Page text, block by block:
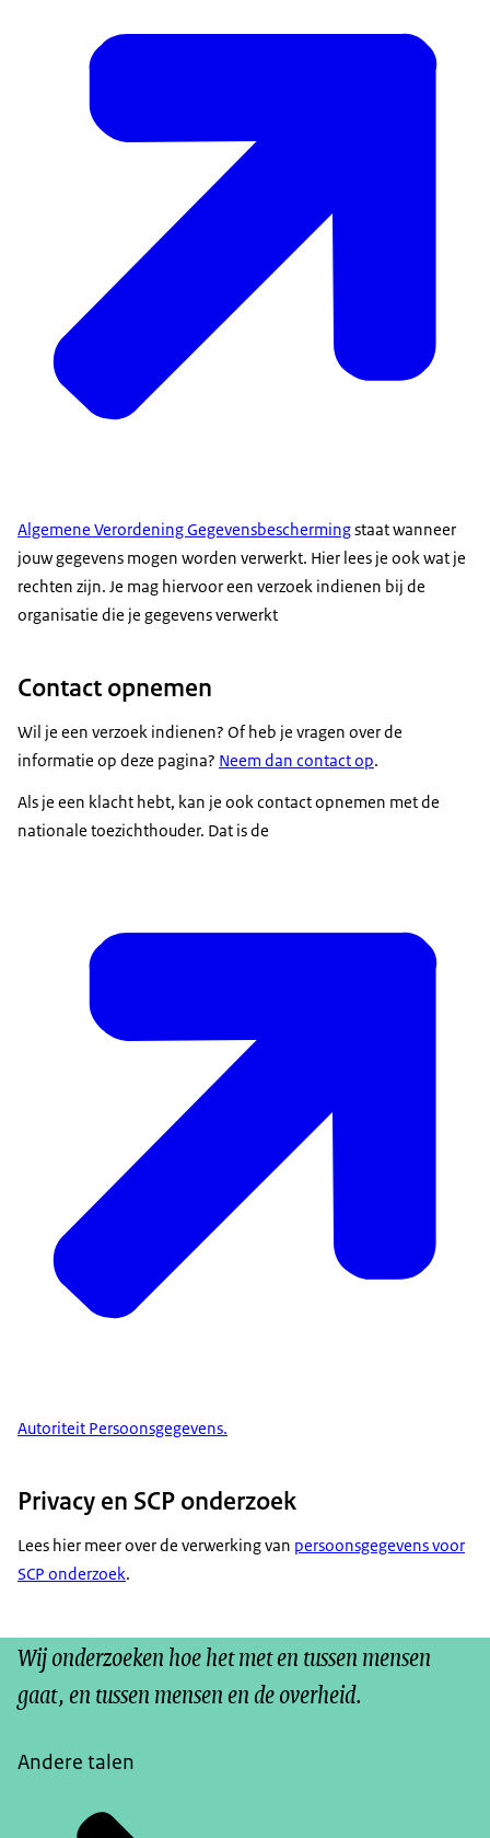
Algemene Verordening Gegevensbeschermingstaat wanneer
jouw gegevens mogen worden verwerkt. Hier lees je ook wat je
rechten zijn. Je mag hiervoor een verzoek indienen bij de
organisatie die je gegevens verwerkt
Contact opnemen
Wil je een verzoek indienen? Of heb je vragen over de
informatie op deze pagina? Neem dan contact op.
Als je een klacht hebt, kan je ook contact opnemen met de
nationale toezichthouder. Dat is de
Autoriteit Persoonsgegevens.
Privacy en SCP onderzoek
Lees hier meer over de verwerking van persoonsgegevens voor
SCP onderzoek.
Wij onderzoeken hoe het met en tussen mensen
gaat, en tussen mensen en de overheid.
Andere talen